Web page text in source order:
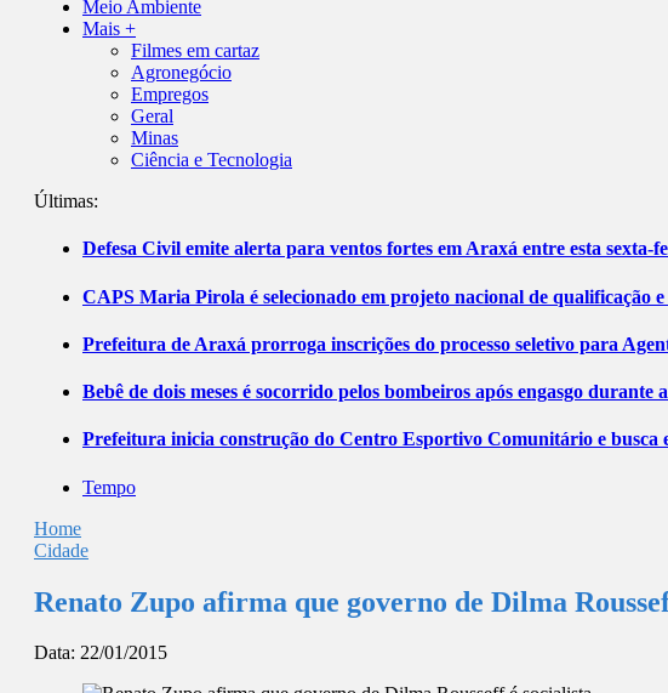
Meio Ambiente
Mais +
Filmes em cartaz
Agronegócio
Empregos
Geral
Minas
Ciência e Tecnologia
Últimas:
Defesa Civil emite alerta para ventos fortes em Araxá entre esta sexta-
CAPS Maria Pirola é selecionado em projeto nacional de qualificação
Prefeitura de Araxá prorroga inscrições do processo seletivo para
Bebê de dois meses é socorrido pelos bombeiros após engasgo durante
Prefeitura inicia construção do Centro Esportivo Comunitário e
Tempo
Home
Cidade
Renato Zupo afirma que governo de Dilma
Data: 22/01/2015